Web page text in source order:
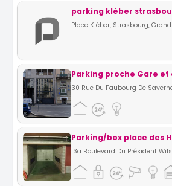
Place Kléber, Strasbourg,
Parking/box place des